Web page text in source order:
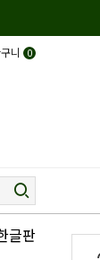
니 0
글판